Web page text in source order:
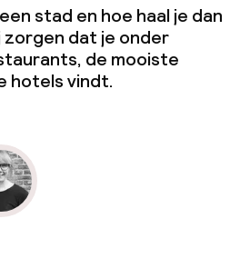
stad en hoe haal je dan
zorgen dat je onder
de mooiste
hotels vindt.